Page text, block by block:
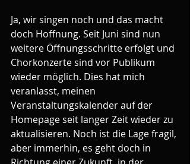
Ja, wir singen noch und das macht
doch Hoffnung. Seit Juni sind nun
weitere Öffnungsschritte erfolgt und
Chorkonzerte sind vor Publikum
wieder möglich. Dies hat mich
veranlasst, meinen
Veranstaltungskalender auf der
Homepage seit langer Zeit wieder zu
aktualisieren. Noch ist die Lage fragil,
aber immerhin, es geht doch in